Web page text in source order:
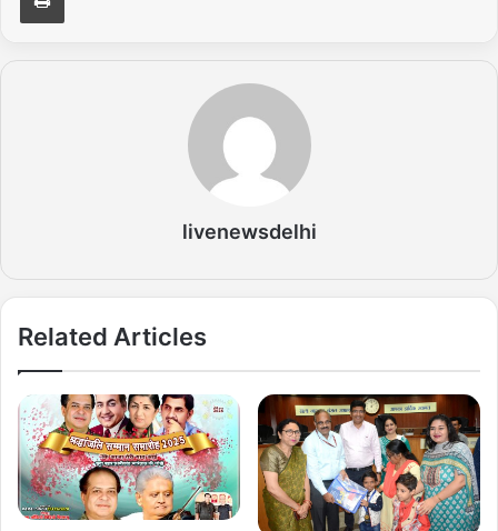
livenewsdelhi
Related Articles